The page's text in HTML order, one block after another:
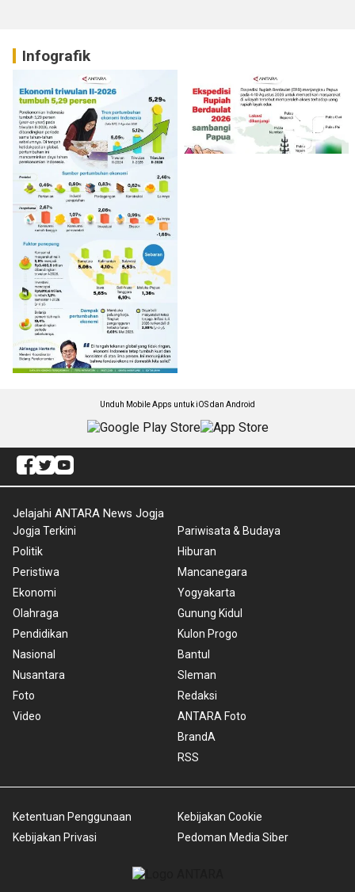
Infografik
Unduh Mobile Apps untuk iOS dan Android
Jelajahi ANTARA News Jogja
Jogja Terkini
Politik
Peristiwa
Ekonomi
Olahraga
Pendidikan
Nasional
Nusantara
Foto
Video
Pariwisata & Budaya
Hiburan
Mancanegara
Yogyakarta
Gunung Kidul
Kulon Progo
Bantul
Sleman
Redaksi
ANTARA Foto
BrandA
RSS
Ketentuan Penggunaan
Kebijakan Privasi
Kebijakan Cookie
Pedoman Media Siber